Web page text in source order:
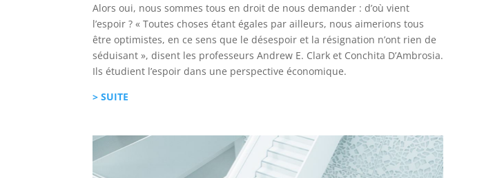
Alors oui, nous sommes tous en droit de nous demander : d’où vient
l’espoir ? « Toutes choses étant égales par ailleurs, nous aimerions tous
être optimistes, en ce sens que le désespoir et la résignation n’ont rien de
séduisant », disent les professeurs Andrew E. Clark et Conchita D’Ambrosia.
Ils étudient l’espoir dans une perspective économique.
> SUITE